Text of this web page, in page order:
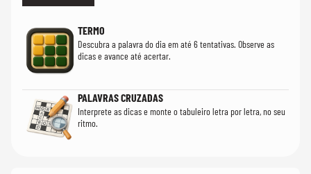
TERMO
Descubra a palavra do dia em até 6 tentativas. Observe as
dicas e avance até acertar.
PALAVRAS CRUZADAS
Interprete as dicas e monte o tabuleiro letra por letra, no seu
ritmo.